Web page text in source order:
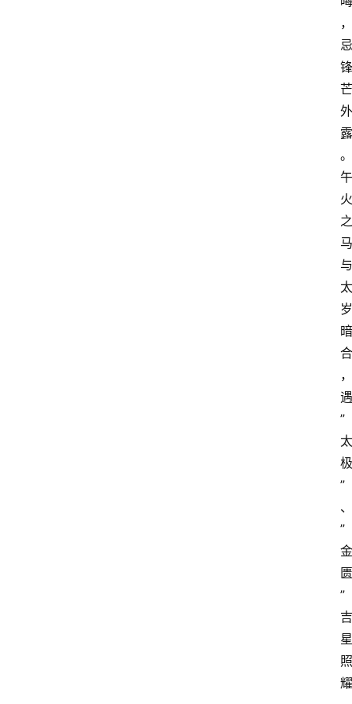
，
忌
锋
芒
外
露
。
午
火
之
马
与
太
岁
暗
合
，
遇
”
太
极
”
、
”
金
匮
”
吉
星
照
耀